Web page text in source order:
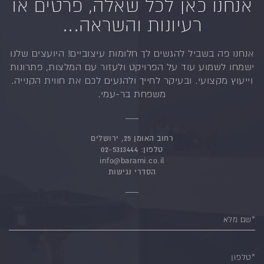
אנחנו כאן לכל שאלה, פרטים או
רעיונות והשראה...
אנחנו פה בשביל להגשים לך חלומות עיצוביים! היועצים שלנו
ישמחו לשמוע עוד על הפרויקט ולעזור עם המלצות, פתרונות
וייעוץ מקצועי. ובעיקר לחייך ולהנעים לכם את חווית הקנייה.
משפחת בר-עמי.
רחוב האומן 25, ירושלים
טלפון: 02-5313444
info@barami.co.il
הסדרי נגישות
*שם מלא
*טלפון